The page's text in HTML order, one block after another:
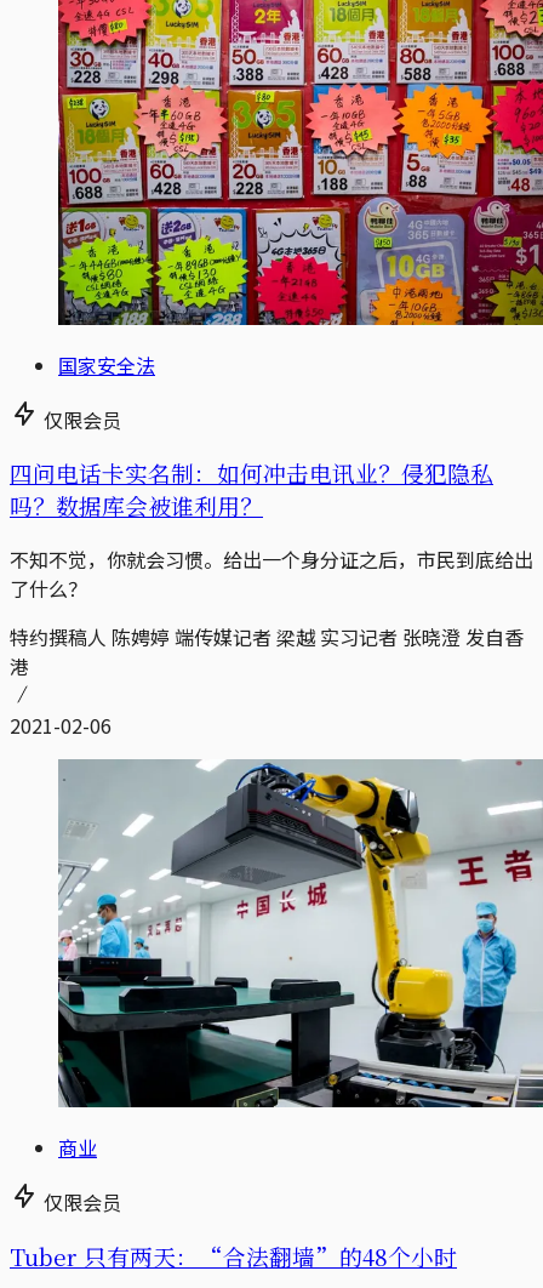
国家安全法
仅限会员
四问电话卡实名制：如何冲击电讯业？侵犯隐私
吗？数据库会被谁利用？
不知不觉，你就会习惯。给出一个身分证之后，市民到底给出
了什么？
特约撰稿人 陈娉婷 端传媒记者 梁越 实习记者 张晓澄 发自香
港
2021-02-06
商业
仅限会员
Tuber 只有两天：“合法翻墙”的48个小时